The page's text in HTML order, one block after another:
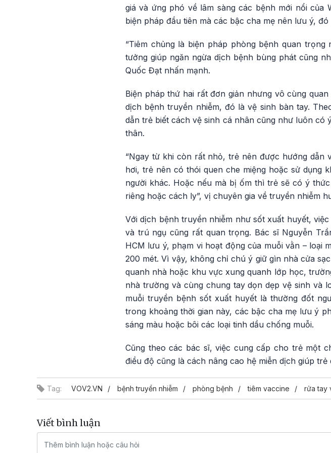
giá và ứng phó về lâm sàng các bệnh mới nổi của
biện pháp đầu tiên mà các bậc cha mẹ nên lưu ý,
“Tiêm chủng là biện pháp phòng bệnh quan
tưởng giúp ngăn ngừa dịch bệnh bùng phát cũng
Quốc Đạt nhấn mạnh.
Biện pháp thứ hai rất đơn giản nhưng vô cùng
dịch bệnh truyền nhiễm, đó là vệ sinh bàn tay.
dẫn trẻ biết cách vệ sinh cá nhân cũng như luôn
thân.
“Ngay từ khi còn rất nhỏ, trẻ nên được hướng
hơi, trẻ nên có thói quen che miệng hoặc sử dụng
người khác. Hoặc nếu mà bị ốm thì trẻ sẽ có ý
riêng hoặc cách ly”, vị chuyên gia về truyền nhiễm
Với dịch bệnh truyền nhiễm như sốt xuất huyết,
và trú ngụ cũng rất quan trọng. Bác sĩ Nguyễn
HCM lưu ý, phạm vi hoạt động của muỗi vằn –
200 mét. Vì vậy, không chỉ chú ý giữ gìn nhà cửa
quanh nhà hoặc khu vực xung quanh lớp học,
nhà trường và cùng chung tay dọn dẹp vệ sinh và
muỗi truyền bệnh sốt xuất huyết là thường đốt
trong khoảng thời gian này, các bậc cha mẹ lưu ý
sáng màu hoặc bôi các loại tinh dầu chống muỗi.
Cũng theo các bác sĩ, việc cung cấp cho trẻ một
điều độ cũng là cách nâng cao hệ miễn dịch giúp
Tag: VOV2.VN bệnh truyền nhiễm phòng bệnh tiêm vaccine rửa tay
Viết bình luận